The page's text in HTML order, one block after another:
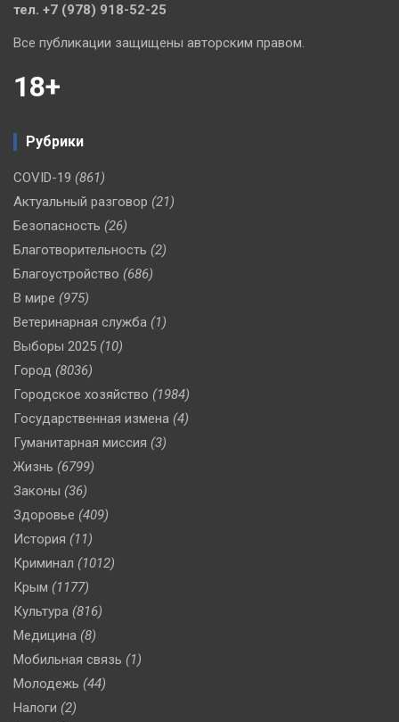
тел. +7 (978) 918-52-25
Все публикации защищены авторским правом.
18+
Рубрики
COVID-19 (861)
Актуальный разговор (21)
Безопасность (26)
Благотворительность (2)
Благоустройство (686)
В мире (975)
Ветеринарная служба (1)
Выборы 2025 (10)
Город (8036)
Городское хозяйство (1984)
Государственная измена (4)
Гуманитарная миссия (3)
Жизнь (6799)
Законы (36)
Здоровье (409)
История (11)
Криминал (1012)
Крым (1177)
Культура (816)
Медицина (8)
Мобильная связь (1)
Молодежь (44)
Налоги (2)